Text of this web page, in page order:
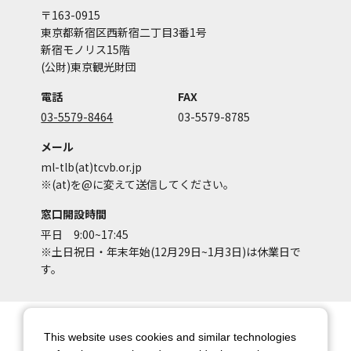
〒163-0915
東京都新宿区西新宿二丁目3番1号
新宿モノリス15階
(公財)東京観光財団
電話
03-5579-8464
FAX
03-5579-8785
メール
ml-tlb(at)tcvb.or.jp
※(at)を@に変えて送信してください。
窓口開設時間
平日 9:00~17:45
※土日祝日・年末年始(12月29日~1月3日)は休業日で
す。
This website uses cookies and similar technologies